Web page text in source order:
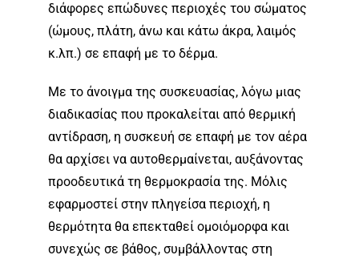
διάφορες επώδυνες περιοχές του σώματος
(ώμους, πλάτη, άνω και κάτω άκρα, λαιμός
κ.λπ.) σε επαφή με το δέρμα.
Με το άνοιγμα της συσκευασίας, λόγω μιας
διαδικασίας που προκαλείται από θερμική
αντίδραση, η συσκευή σε επαφή με τον αέρα
θα αρχίσει να αυτοθερμαίνεται, αυξάνοντας
προοδευτικά τη θερμοκρασία της. Μόλις
εφαρμοστεί στην πληγείσα περιοχή, η
θερμότητα θα επεκταθεί ομοιόμορφα και
συνεχώς σε βάθος, συμβάλλοντας στη